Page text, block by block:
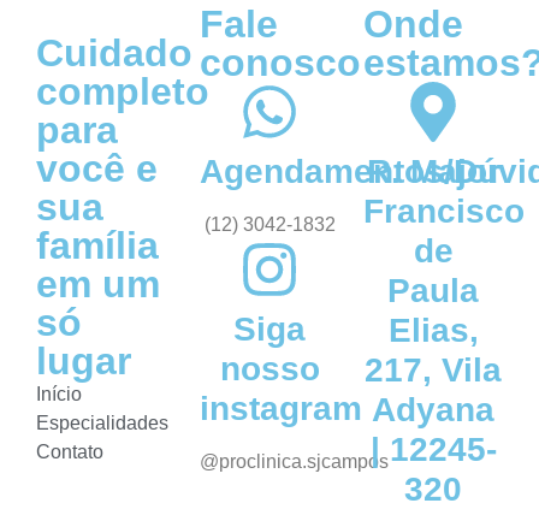
Cuidado
completo
para
você e
sua
família
em um
só
lugar
Início
Especialidades
Contato
Fale
conosco
Agendamentos/
(12) 3042-1832
Siga
nosso
instagram
@proclinica.sjcampos
Onde
R. Major
Francisco
de
Paula
Elias,
217, Vila
Adyana
| 12245-
320